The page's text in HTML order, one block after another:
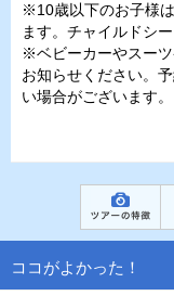
※10歳以下のお子様
ます。チャイルドシ
※ベビーカーやスー
お知らせください。
い場合がございます。
ココがよかった！